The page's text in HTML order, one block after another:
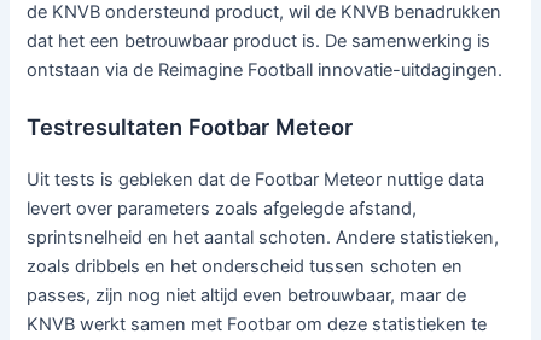
de KNVB ondersteund product, wil de KNVB benadrukken
dat het een betrouwbaar product is. De samenwerking is
ontstaan via de Reimagine Football innovatie-uitdagingen.
Testresultaten Footbar Meteor
Uit tests is gebleken dat de Footbar Meteor nuttige data
levert over parameters zoals afgelegde afstand,
sprintsnelheid en het aantal schoten. Andere statistieken,
zoals dribbels en het onderscheid tussen schoten en
passes, zijn nog niet altijd even betrouwbaar, maar de
KNVB werkt samen met Footbar om deze statistieken te